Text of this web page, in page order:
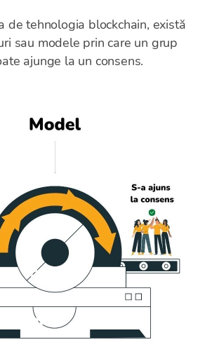
de tehnologia blockchain, există
sau modele prin care un grup
ajunge la un consens.